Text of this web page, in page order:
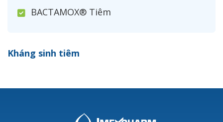
BACTAMOX® Tiêm
Ceftizoxim®
Kháng sinh tiêm